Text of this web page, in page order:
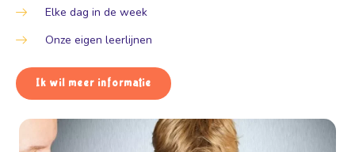
Elke dag in de week
Onze eigen leerlijnen
Ik wil meer informatie